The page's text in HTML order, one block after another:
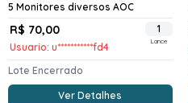
5 Monitores diversos AOC
R$ 70,00
Usuario: u***********fd4
1
Lance
Lote Encerrado
Ver Detalhes